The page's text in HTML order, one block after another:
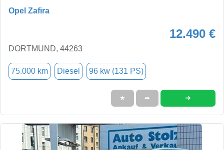
Opel Zafira
12.490 €
DORTMUND, 44263
75.000 km Diesel 96 kw (131 PS)
★ ➦ ➜